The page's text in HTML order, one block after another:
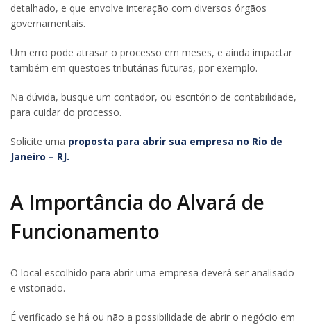
detalhado, e que envolve interação com diversos órgãos
governamentais.
Um erro pode atrasar o processo em meses, e ainda impactar
também em questões tributárias futuras, por exemplo.
Na dúvida, busque um contador, ou escritório de contabilidade,
para cuidar do processo.
Solicite uma proposta para abrir sua empresa no Rio de
Janeiro – RJ.
A Importância do Alvará de
Funcionamento
O local escolhido para abrir uma empresa deverá ser analisado
e vistoriado.
É verificado se há ou não a possibilidade de abrir o negócio em